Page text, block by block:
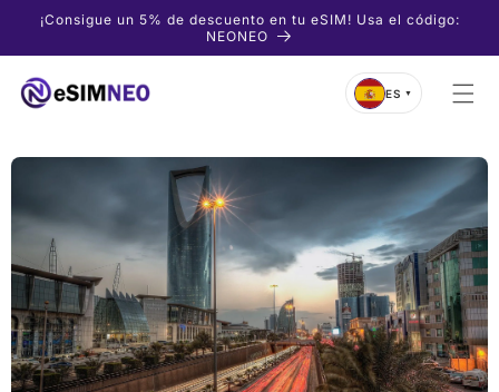
directamente
¡Consigue un 5% de descuento en tu eSIM! Usa el código:
NEONEO
ES ▼